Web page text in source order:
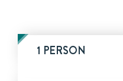
1 PERSON